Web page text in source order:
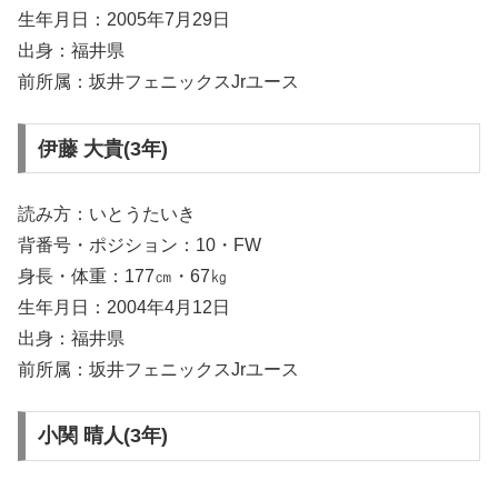
生年月日：2005年7月29日
出身：福井県
前所属：坂井フェニックスJrユース
伊藤 大貴(3年)
読み方：いとうたいき
背番号・ポジション：10・FW
身長・体重：177㎝・67㎏
生年月日：2004年4月12日
出身：福井県
前所属：坂井フェニックスJrユース
小関 晴人(3年)